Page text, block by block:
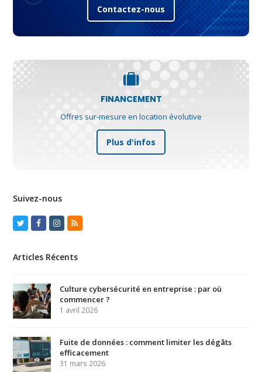
Contactez-nous
FINANCEMENT
Offres sur-mesure en location évolutive
Plus d'infos
Suivez-nous
TwitterFacebook
Instagram
RSS
Articles Récents
Culture cybersécurité en entreprise : par où
commencer ?
1 avril 2026
Fuite de données : comment limiter les dégâts
efficacement
31 mars 2026